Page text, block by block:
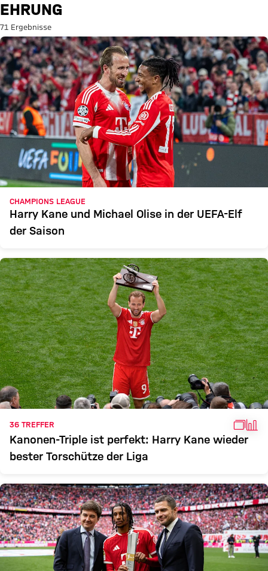
Suche: Ehrung
EHRUNG
71 Ergebnisse
CHAMPIONS LEAGUE
Harry Kane und Michael Olise in der UEFA-Elf
der Saison
36 TREFFER
Kanonen-Triple ist perfekt: Harry Kane wieder
bester Torschütze der Liga